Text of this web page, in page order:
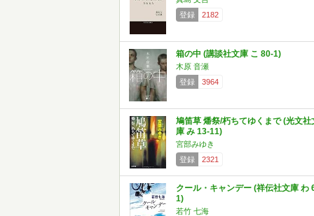
登録
2182
箱の中 (講談社文庫 こ 80-1)
木原 音瀬
登録
3964
鳩笛草 燔祭/朽ちてゆくまで (光文社
庫 み 13-11)
宮部みゆき
登録
2321
クール・キャンデー (祥伝社文庫 わ
1)
若竹 七海